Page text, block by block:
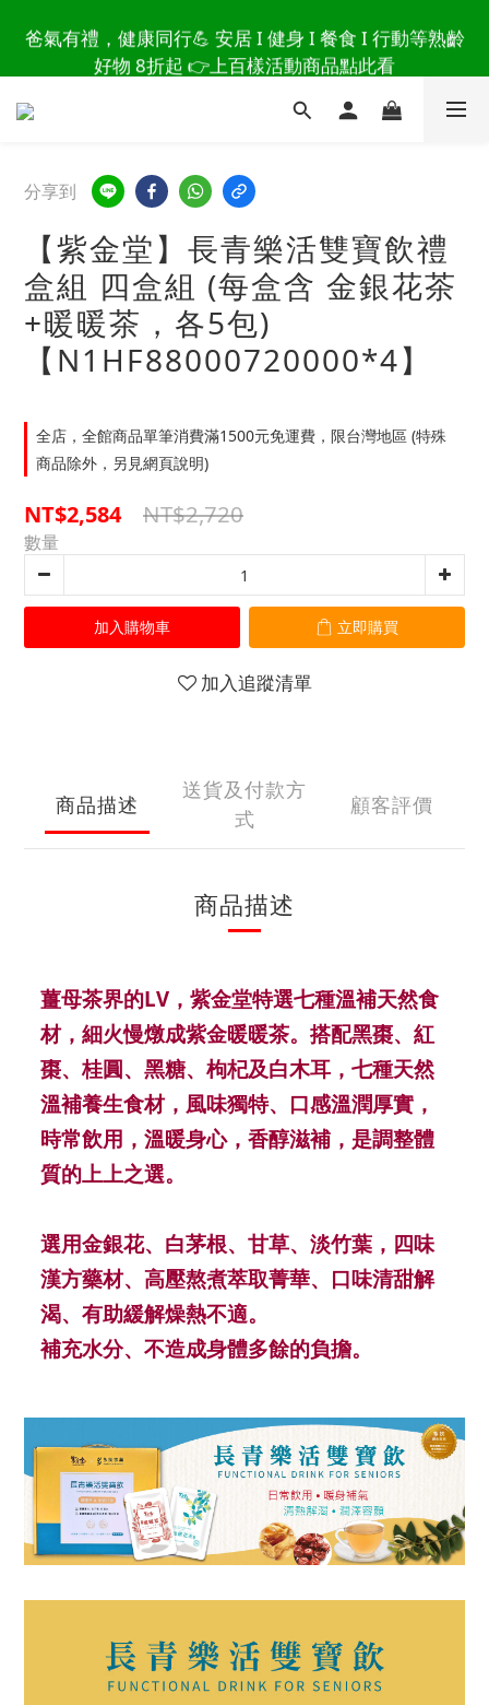
讀懂爸爸總說「不用買」的堅強 👉 3大生活貼心巧
思，找回他的生活主導權
爸氣有禮，健康同行💪 安居 I 健身 I 餐食 I 行動等熟齡
好物 8折起 👉上百樣活動商品點此看
讀懂爸爸總說「不用買」的堅強 👉 3大生活貼心巧
思，找回他的生活主導權
分享到
【紫金堂】長青樂活雙寶飲禮
盒組 四盒組 (每盒含 金銀花茶
+暖暖茶，各5包)
【N1HF88000720000*4】
全店，全館商品單筆消費滿1500元免運費，限台灣地區 (特殊
商品除外，另見網頁說明)
NT$2,584 NT$2,720
數量
加入購物車 立即購買
加入追蹤清單
商品描述
送貨及付款方
式
顧客評價
商品描述
薑母茶界的LV，紫金堂特選七種溫補天然食
材，細火慢燉成紫金暖暖茶。搭配黑棗、紅
棗、桂圓、黑糖、枸杞及白木耳，七種天然
溫補養生食材，風味獨特、口感溫潤厚實，
時常飲用，溫暖身心，香醇滋補，是調整體
質的上上之選。
選用金銀花、白茅根、甘草、淡竹葉，四味
漢方藥材、高壓熬煮萃取菁華、口味清甜解
渴、有助緩解燥熱不適。
補充水分、不造成身體多餘的負擔。